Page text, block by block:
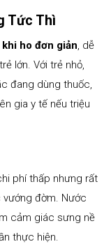
Tức Thì
ho đơn giản, dễ
lớn. Với trẻ nhỏ,
đang dùng thuốc,
gia y tế nếu triệu
phí thấp nhưng rất
đờm. Nước
cảm giác sưng nề
thực hiện.